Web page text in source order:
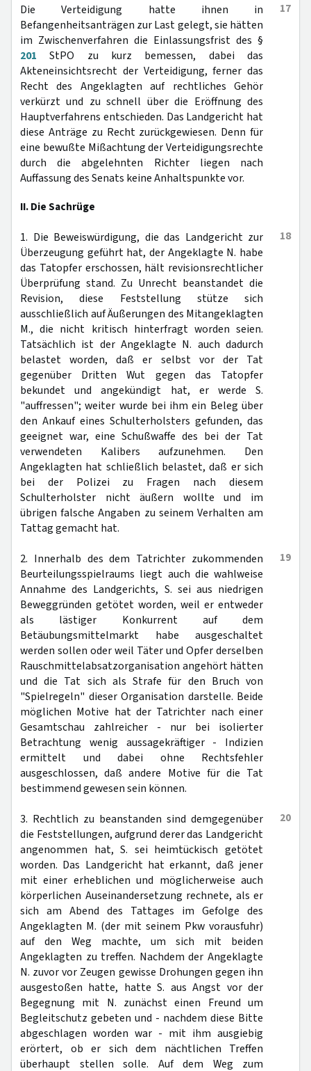
17
Die Verteidigung hatte ihnen in
Befangenheitsanträgen zur Last gelegt, sie hätten
im Zwischenverfahren die Einlassungsfrist des §
201 StPO zu kurz bemessen, dabei das
Akteneinsichtsrecht der Verteidigung, ferner das
Recht des Angeklagten auf rechtliches Gehör
verkürzt und zu schnell über die Eröffnung des
Hauptverfahrens entschieden. Das Landgericht hat
diese Anträge zu Recht zurückgewiesen. Denn für
eine bewußte Mißachtung der Verteidigungsrechte
durch die abgelehnten Richter liegen nach
Auffassung des Senats keine Anhaltspunkte vor.
II. Die Sachrüge
18
1. Die Beweiswürdigung, die das Landgericht zur
Überzeugung geführt hat, der Angeklagte N. habe
das Tatopfer erschossen, hält revisionsrechtlicher
Überprüfung stand. Zu Unrecht beanstandet die
Revision, diese Feststellung stütze sich
ausschließlich auf Äußerungen des Mitangeklagten
M., die nicht kritisch hinterfragt worden seien.
Tatsächlich ist der Angeklagte N. auch dadurch
belastet worden, daß er selbst vor der Tat
gegenüber Dritten Wut gegen das Tatopfer
bekundet und angekündigt hat, er werde S.
"auffressen"; weiter wurde bei ihm ein Beleg über
den Ankauf eines Schulterholsters gefunden, das
geeignet war, eine Schußwaffe des bei der Tat
verwendeten Kalibers aufzunehmen. Den
Angeklagten hat schließlich belastet, daß er sich
bei der Polizei zu Fragen nach diesem
Schulterholster nicht äußern wollte und im
übrigen falsche Angaben zu seinem Verhalten am
Tattag gemacht hat.
19
2. Innerhalb des dem Tatrichter zukommenden
Beurteilungsspielraums liegt auch die wahlweise
Annahme des Landgerichts, S. sei aus niedrigen
Beweggründen getötet worden, weil er entweder
als lästiger Konkurrent auf dem
Betäubungsmittelmarkt habe ausgeschaltet
werden sollen oder weil Täter und Opfer derselben
Rauschmittelabsatzorganisation angehört hätten
und die Tat sich als Strafe für den Bruch von
"Spielregeln" dieser Organisation darstelle. Beide
möglichen Motive hat der Tatrichter nach einer
Gesamtschau zahlreicher - nur bei isolierter
Betrachtung wenig aussagekräftiger - Indizien
ermittelt und dabei ohne Rechtsfehler
ausgeschlossen, daß andere Motive für die Tat
bestimmend gewesen sein können.
20
3. Rechtlich zu beanstanden sind demgegenüber
die Feststellungen, aufgrund derer das Landgericht
angenommen hat, S. sei heimtückisch getötet
worden. Das Landgericht hat erkannt, daß jener
mit einer erheblichen und möglicherweise auch
körperlichen Auseinandersetzung rechnete, als er
sich am Abend des Tattages im Gefolge des
Angeklagten M. (der mit seinem Pkw vorausfuhr)
auf den Weg machte, um sich mit beiden
Angeklagten zu treffen. Nachdem der Angeklagte
N. zuvor vor Zeugen gewisse Drohungen gegen ihn
ausgestoßen hatte, hatte S. aus Angst vor der
Begegnung mit N. zunächst einen Freund um
Begleitschutz gebeten und - nachdem diese Bitte
abgeschlagen worden war - mit ihm ausgiebig
erörtert, ob er sich dem nächtlichen Treffen
überhaupt stellen solle. Auf dem Weg zum